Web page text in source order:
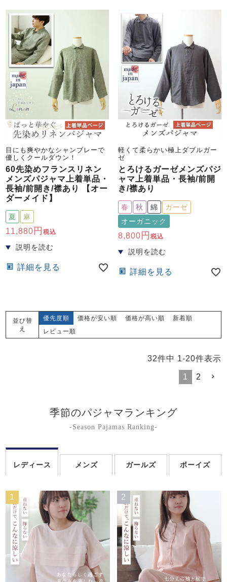
目にも爽やかなシャンブレーで
優しくクールダウン！
60先染めフランスリネン
メンズパジャマ上着単品・
長袖/前開き/襟あり 【オー
ダーメイド】
夏 麻
11,880 税込
詳細を見る
軽くて柔らかい極上ダブルガー
ゼ
とろけるガーゼメンズパジ
ャマ上着単品・長袖/前開
き/襟あり
春 秋 綿
ガーゼ
オーガニック
8,800 税込
詳細を見る
並び替
え
優先度順 価格が安い順 価格が高い順
新着順
レビュー順
32件中 1-20件表示
1 2
季節のパジャマランキング
-Season Pajamas Ranking-
レディース メンズ ガールズ ボーイズ
1 2